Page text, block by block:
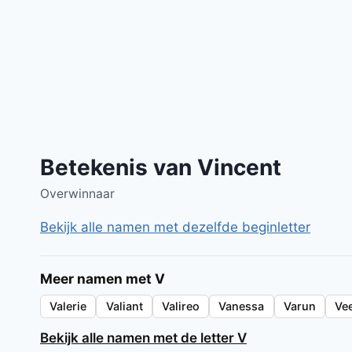
Betekenis van Vincent
Overwinnaar
Bekijk alle namen met dezelfde beginletter
Meer namen met V
Valerie Valiant Valireo Vanessa Varun
Bekijk alle namen met de letter V